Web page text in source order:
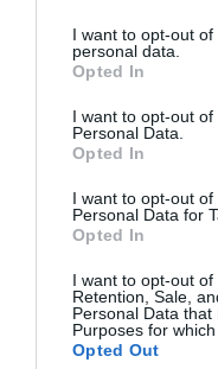
I want to opt-out
personal data.
Opted In
I want to opt-out
Personal Data.
Opted In
I want to opt-out
Personal Data for
Opted In
I want to opt-out of
Retention, Sale,
Personal Data
Purposes for
Opted Out
primera meitat de
registren una
afavorits per l'
de la venda de
a les empreses
relacionades amb
professionals,
AfegirVIA
Google de
Estigues informat
ACTIVAR ARA